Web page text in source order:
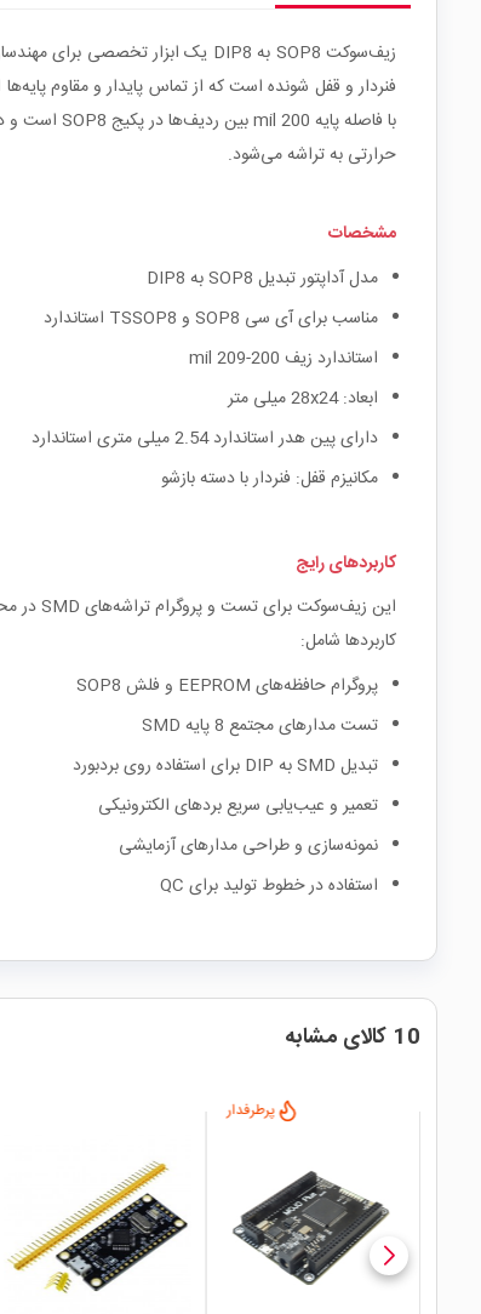
حرارتی به تراشه می‌شود.
مشخصات
مدل آداپتور تبدیل SOP8 به DIP8
مناسب برای آی سی SOP8 و TSSOP8 استاندارد
استاندارد زیف 200-209 mil
ابعاد: 28x24 میلی متر
دارای پین هدر استاندارد 2.54 میلی متری استاندارد
مکانیزم قفل: فنردار با دسته بازشو
کاربردهای رایج
این زیف‌سوکت برای تست و پروگرام تراشه‌های SMD در محیط‌های آزمایشگاهی، تعمیراتی و تولیدی استفاده می‌شود.
کاربردها شامل:
پروگرام حافظه‌های EEPROM و فلش SOP8
تست مدارهای مجتمع 8 پایه SMD
تبدیل SMD به DIP برای استفاده روی بردبورد
تعمیر و عیب‌یابی سریع بردهای الکترونیکی
نمونه‌سازی و طراحی مدارهای آزمایشی
استفاده در خطوط تولید برای QC
10 کالای مشابه
پرطرفدار